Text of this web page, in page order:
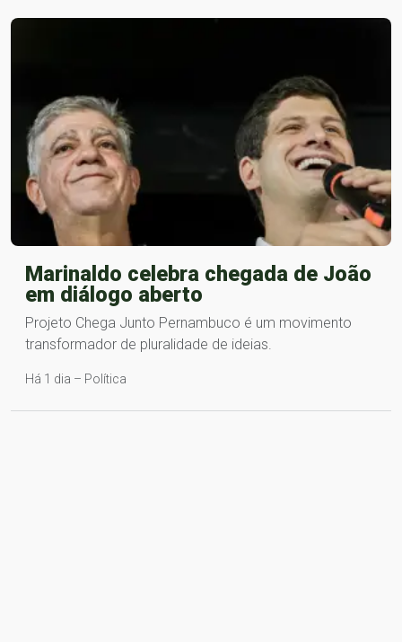
Marinaldo celebra chegada de João
em diálogo aberto
Projeto Chega Junto Pernambuco é um movimento
transformador de pluralidade de ideias.
Há 1 dia – Política